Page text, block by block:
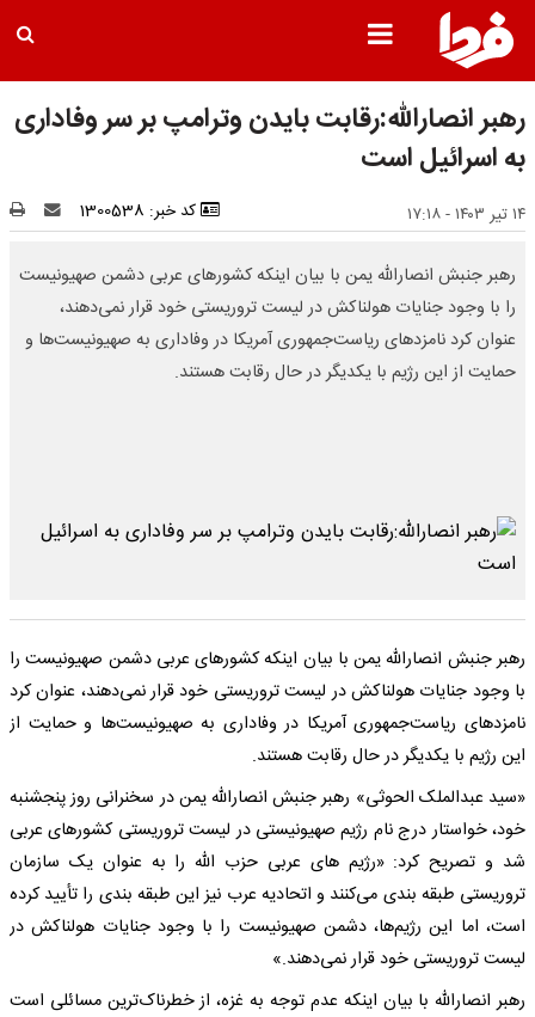
رهبر انصارالله:رقابت بایدن وترامپ بر سر وفاداری
به اسرائیل است
۱۴ تیر ۱۴۰۳ - ۱۷:۱۸ کد خبر: 1300538
رهبر جنبش انصارالله یمن با بیان اینکه کشورهای عربی دشمن صهیونیست
را با وجود جنایات هولناکش در لیست تروریستی خود قرار نمی‌دهند،
عنوان کرد نامزدهای ریاست‌جمهوری آمریکا در وفاداری به صهیونیست‌ها و
حمایت از این رژیم با یکدیگر در حال رقابت هستند.
رهبر جنبش انصارالله یمن با بیان اینکه کشورهای عربی دشمن صهیونیست را
با وجود جنایات هولناکش در لیست تروریستی خود قرار نمی‌دهند، عنوان کرد
نامزدهای ریاست‌جمهوری آمریکا در وفاداری به صهیونیست‌ها و حمایت از
این رژیم با یکدیگر در حال رقابت هستند.
«سید عبدالملک الحوثی» رهبر جنبش انصارالله یمن در سخنرانی روز پنجشنبه
خود، خواستار درج نام رژیم صهیونیستی در لیست تروریستی کشورهای عربی
شد و تصریح کرد: «رژیم های عربی حزب الله را به عنوان یک سازمان
تروریستی طبقه بندی می‌کنند و اتحادیه عرب نیز این طبقه بندی را تأیید کرده
است، اما این رژیم‌ها، دشمن صهیونیست را با وجود جنایات هولناکش در
لیست تروریستی خود قرار نمی‌دهند.»
رهبر انصارالله با بیان اینکه عدم توجه به غزه، از خطرناک‌ترین مسائلی است